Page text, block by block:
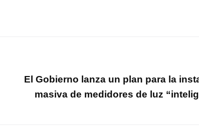
El Gobierno lanza un plan para la
masiva de medidores de luz